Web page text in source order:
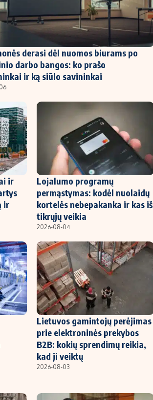
derasi dėl nuomos biurams po
darbo bangos: ko prašo
ir ką siūlo savininkai
ir
ir
Lojalumo programų
permąstymas: kodėl nuolaidų
kortelės nebepakanka ir kas iš
tikrųjų veikia
2026-08-04
Lietuvos gamintojų perėjimas
prie elektroninės prekybos
B2B: kokių sprendimų reikia,
kad ji veiktų
2026-08-03